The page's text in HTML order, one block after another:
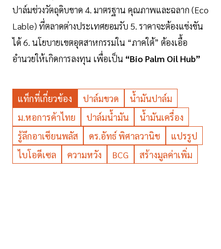
ปาล์มช่วงวัตถุดิบขาด 4. มาตรฐาน คุณภาพและฉลาก (Eco
Lable) ที่ตลาดต่างประเทศยอมรับ 5. ราคาจะต้องแข่งขัน
ได้ 6. นโยบายเขตอุตสาหกรรมใน “ภาคใต้” ต้องเอื้อ
อำนวยให้เกิดการลงทุน เพื่อเป็น “Bio Palm Oil Hub”
แท็กที่เกี่ยวข้อง ปาล์มขวด
น้ำมันปาล์ม
ม.หอการค้าไทย
ปาล์มน้ำมัน
น้ำมันเครื่อง
รู้ลึกอาเซียนพลัส
ดร.อัทธ์ พิศาลวานิช
แปรรูป
ไบโอดีเซล
ความหวัง BCG สร้างมูลค่าเพิ่ม